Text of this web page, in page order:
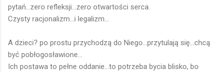
pytań...zero refleksji...zero otwartości serca.
Czysty racjonalizm...i legalizm...
A dzieci? po prostu przychodzą do Niego...przytulają się...chcą
być pobłogosławione...
Ich postawa to pełne oddanie...to potrzeba bycia blisko, bo